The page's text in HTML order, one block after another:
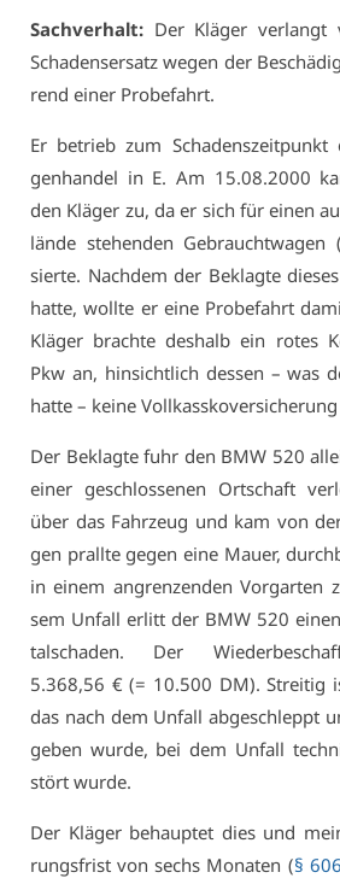
Sach­ver­halt: Der Klä­ger ver­langt
Scha­dens­er­satz we­gen der
rend ei­ner Pro­be­fahrt.
Er be­trieb zum
gen­han­del in E. Am 15.08.2000
den Klä­ger zu, da er sich für ei­nen
län­de ste­hen­den
sier­te. Nach­dem der Be­klag­te
hat­te, woll­te er ei­ne Pro­be­fahrt
Klä­ger brach­te des­halb ein ro­tes
Pkw an, hin­sicht­lich des­sen – was
hat­te – kei­ne
Der Be­klag­te fuhr den BMW 520
ei­ner ge­schlos­se­nen Ort­schaft
über das Fahr­zeug und kam von
gen prall­te ge­gen ei­ne Mau­er,
in ei­nem an­gren­zen­den Vor­gar­ten
sem Un­fall er­litt der BMW 520
tal­scha­den. Der
5.368,56 € (= 10.500 DM). Strei­tig
das nach dem Un­fall ab­ge­schleppt
ge­ben wur­de, bei dem Un­fall
stört wur­de.
Der Klä­ger be­haup­tet dies und
rungs­frist von sechs Mo­na­ten (§